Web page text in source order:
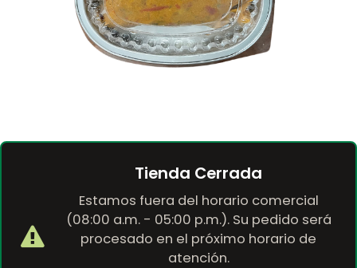
Tienda Cerrada
Estamos fuera del horario comercial
(08:00 a.m. - 05:00 p.m.). Su pedido será
procesado en el próximo horario de
atención.